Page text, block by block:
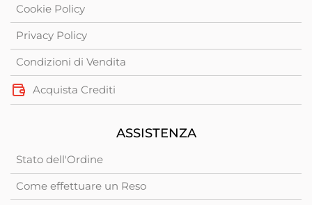
Cookie Policy
Privacy Policy
Condizioni di Vendita
Acquista Crediti
ASSISTENZA
Stato dell'Ordine
Come effettuare un Reso